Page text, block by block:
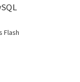
Flash